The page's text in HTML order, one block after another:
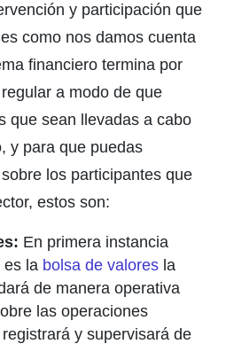
y participación que
como nos damos cuenta
financiero termina por
a modo de que
que sean llevadas a cabo
y para que puedas
los participantes que
estos son:
En primera instancia
es la bolsa de valores la
de manera operativa
las operaciones
y supervisará de